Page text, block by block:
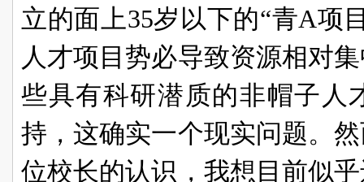
立的面上35岁以下的“青A项
人才项目势必导致资源相对
些具有科研潜质的非帽子人
持，这确实一个现实问题。
位校长的认识，我想目前似